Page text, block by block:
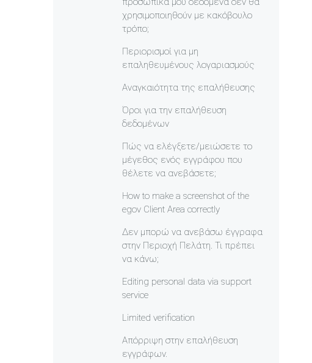
χρησιμοποιηθούν με κακόβουλο
τρόπο;
Περιορισμοί για μη
επαληθευμένους λογαριασμούς
Αναγκαιότητα της επαλήθευσης
Όροι για την επαλήθευση
δεδομένων
Πώς να ελέγξετε/μειώσετε το
μέγεθος ενός εγγράφου που
θέλετε να ανεβάσετε;
How to make a screenshot of the
egov Client Area correctly
Δεν μπορώ να ανεβάσω έγγραφα
στην Περιοχή Πελάτη. Τι πρέπει
να κάνω;
Editing personal data via support
service
Limited verification
Απόρριψη στην επαλήθευση
εγγράφων.